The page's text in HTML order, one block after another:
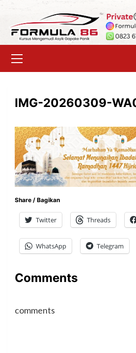
content
Menu
IMG-20260309-
Share / Bagikan
Twitter Threads
WhatsApp Telegram
Comments
comments